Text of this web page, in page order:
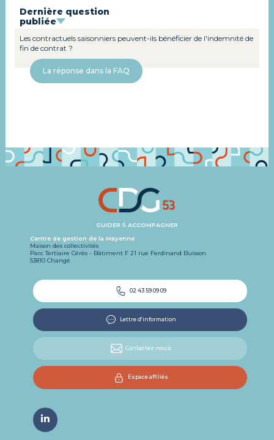
Dernière question
publiée
Les contractuels saisonniers peuvent-ils bénéficier de l'indemnité de
fin de contrat ?
La réponse dans la FAQ
GUIDER & ACCOMPAGNER
Centre de gestion de la Mayenne
Maison des collectivités
Parc Tertiaire Cérès - Bâtiment F 21 rue Ferdinand Buisson
53810 Changé
02 43 59 09 09
Lettre d'information
Contactez-nous
Espace affiliés